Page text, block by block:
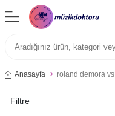
Anasayfa roland demora vs
Filtre